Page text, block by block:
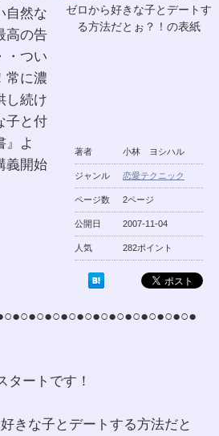
著者 小林 ヨシハル
ジャンル 恋愛テクニック
ページ数 2ページ
公開日 2007-11-04
人気 282ポイント
自然な
高の告
・つい
常に濃
し続け
子と付
』よ
義開始
タートです！
きな子とデートする方法だと